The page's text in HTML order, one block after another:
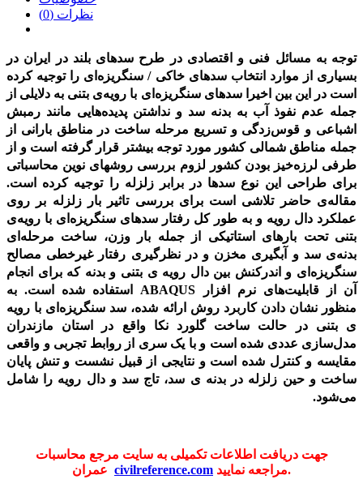
نظرات (0)
توجه به مسائل فنی و اقتصادی در طرح سدهای بلند در ایران در
بسیاری از موارد انتخاب سدهای خاکی / سنگریزه‌ای را توجیه کرده
است در این بین اخیرا سدهای سنگریزه‌ای با رویه‌ی بتنی به دلایلی از
جمله عدم نفوذ آب به بدنه سد و نداشتن پدیده‌هایی مانند رمبش
اشباعی و قوس‌زدگی و تسریع مرحله ساخت در مناطق بارانی از
جمله مناطق شمالی کشور مورد توجه بیشتر قرار گرفته است و از
طرفی لرزه‌خیز بودن کشور لزوم بررسی روشهای نوین محاسباتی
برای طراحی این نوع سدها در برابر زلزله را توجیه کرده است.
مقاله‌ی حاضر تلاشی است برای بررسی تاثیر بار زلزله بر روی
عملکرد دال رویه و به طور کل رفتار سدهای سنگریزه‌ای با رویه‌ی
بتنی تحت بارهای استاتیکی از جمله بار وزن، ساخت مرحله‌ای
بدنه‌ی سد و آبگیری مخزن و در نظرگیری رفتار غیرخطی مصالح
سنگریزه‌ای و اندرکنش بین دال رویه ی بتنی و بدنه که برای انجام
آن از قابلیت‌های نرم افزار ABAQUS استفاده شده است. به
منظور نشان دادن کاربرد روش ارائه شده، سد سنگریزه‌ای با رویه
ی بتنی در حالت ساخت گلورد نکا واقع در استان مازندران
مدل‌سازی عددی شده است و با یک سری از روابط تجربی و واقعی
مقایسه و کنترل شده است و نتایجی از قبیل نشست و تنش پایان
ساخت و حین زلزله در بدنه ی سد، تاج سد و دال رویه را شامل
می‌شود.
جهت دریافت اطلاعات تکمیلی به سایت مرجع محاسبات
civilreference.com مراجعه نمایید.